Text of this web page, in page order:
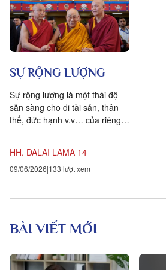
SỰ RỘNG LƯỢNG
Sự rộng lượng là một thái độ
sẵn sàng cho đi tài sản, thân
thể, đức hạnh v.v… của riêng
HH. DALAI LAMA 14
09/06/2026 133 lượt xem
BÀI VIẾT MỚI